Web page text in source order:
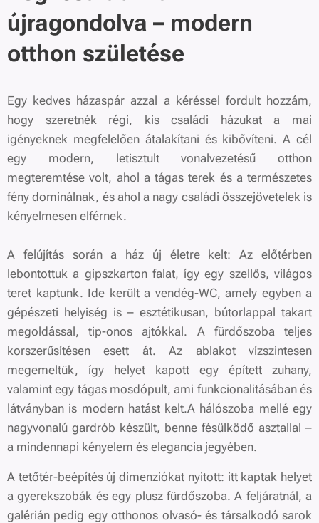
újragondolva – modern
otthon születése
Egy kedves házaspár azzal a kéréssel fordult hozzám,
hogy szeretnék régi, kis családi házukat a mai
igényeknek megfelelően átalakítani és kibővíteni. A cél
egy modern, letisztult vonalvezetésű otthon
megteremtése volt, ahol a tágas terek és a természetes
fény dominálnak, és ahol a nagy családi összejövetelek is
kényelmesen elférnek.
A felújítás során a ház új életre kelt: Az előtérben
lebontottuk a gipszkarton falat, így egy szellős, világos
teret kaptunk. Ide került a vendég-WC, amely egyben a
gépészeti helyiség is – esztétikusan, bútorlappal takart
megoldással, tip-onos ajtókkal. A fürdőszoba teljes
korszerűsítésen esett át. Az ablakot vízszintesen
megemeltük, így helyet kapott egy épített zuhany,
valamint egy tágas mosdópult, ami funkcionalitásában és
látványban is modern hatást kelt.A hálószoba mellé egy
nagyvonalú gardrób készült, benne fésülködő asztallal –
a mindennapi kényelem és elegancia jegyében.
A tetőtér-beépítés új dimenziókat nyitott: itt kaptak helyet
a gyerekszobák és egy plusz fürdőszoba. A feljáratnál, a
galérián pedig egy otthonos olvasó- és társalkodó sarok